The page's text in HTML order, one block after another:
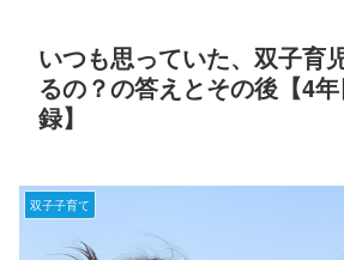
いつも思っていた、双子育
るの？の答えとその後【4
録】
双子子育て